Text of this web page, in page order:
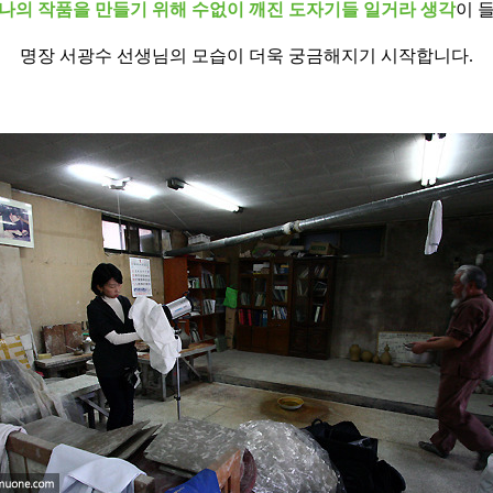
의 작품을 만들기 위해 수없이 깨진 도자기들 일거라 생각이
명장 서광수 선생님의 모습이 더욱 궁금해지기 시작합니다.